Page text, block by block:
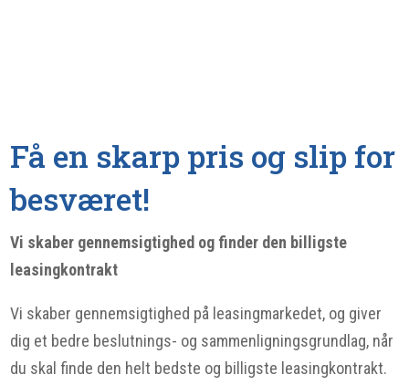
Få en skarp pris og slip for
besværet!
Vi skaber gennemsigtighed og finder den billigste
leasingkontrakt
Vi skaber gennemsigtighed på leasingmarkedet, og giver
dig et bedre beslutnings- og sammenligningsgrundlag, når
du skal finde den helt bedste og billigste leasingkontrakt.